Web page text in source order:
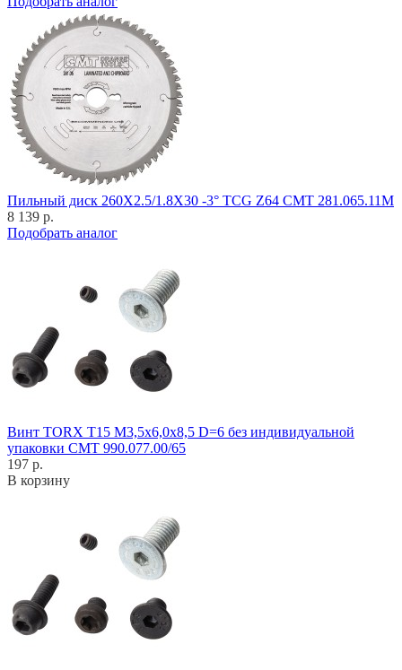
Пильный диск 260X2.5/1.8X30 -3° TCG Z64 CMT 281.065.11M
8 139 р.
Подобрать аналог
Винт TORX T15 M3,5x6,0x8,5 D=6 без индивидуальной
упаковки CMT 990.077.00/65
197 р.
В корзину